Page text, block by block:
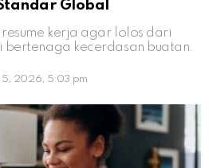
Global
kerja agar lolos dari
kecerdasan buatan.
5, 2026, 5:03 pm